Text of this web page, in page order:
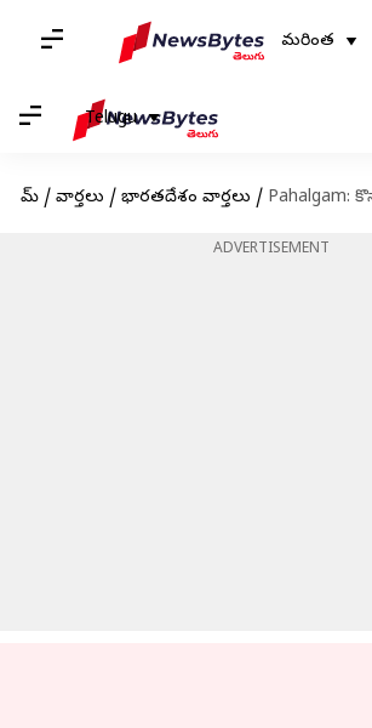
మరింత
Telugu
హోమ్ / వార్తలు / భారతదేశం వార్తలు / Pahalgam: కొన్నాళ్లు ముందు
ADVERTISEMENT